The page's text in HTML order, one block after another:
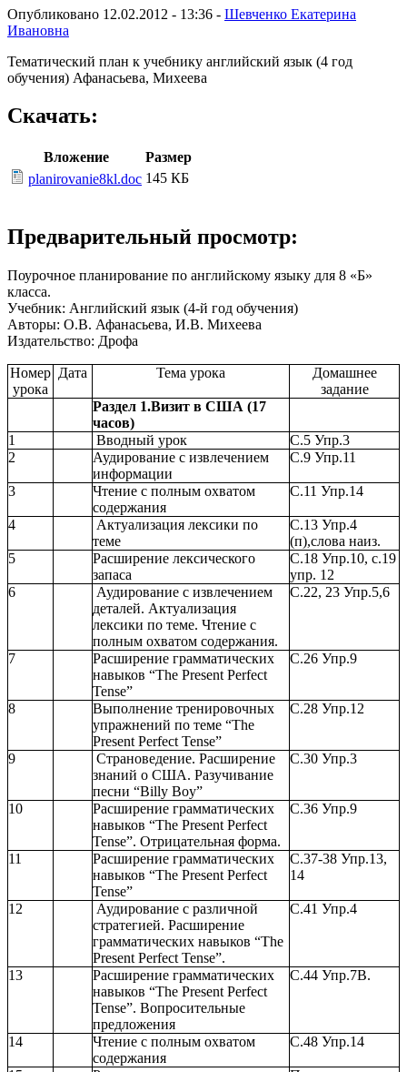
Опубликовано 12.02.2012 - 13:36 - Шевченко Екатерина
Ивановна
Тематический план к учебнику английский язык (4 год
обучения) Афанасьева, Михеева
Скачать:
Вложение
Размер
planirovanie8kl.doc 145 КБ
Предварительный просмотр:
Поурочное планирование по английскому языку для 8 «Б»
класса.
Учебник: Английский язык (4-й год обучения)
Авторы: О.В. Афанасьева, И.В. Михеева
Издательство: Дрофа
Номер
урока
Дата Тема урока
Домашнее
задание
Раздел 1.Визит в США (17
часов)
1
Вводный урок
С.5 Упр.3
2
Аудирование с извлечением
информации
С.9 Упр.11
3
Чтение с полным охватом
содержания
С.11 Упр.14
4
Актуализация лексики по
теме
С.13 Упр.4
(п),слова наиз.
5
Расширение лексического
запаса
С.18 Упр.10, с.19
упр. 12
6
Аудирование с извлечением
деталей. Актуализация
лексики по теме. Чтение с
полным охватом содержания.
С.22, 23 Упр.5,6
7
Расширение грамматических
навыков “The Present Perfect
Tense”
С.26 Упр.9
8
Выполнение тренировочных
упражнений по теме “The
Present Perfect Tense”
С.28 Упр.12
9
Страноведение. Расширение
знаний о США. Разучивание
песни “Billy Boy”
С.30 Упр.3
10
Расширение грамматических
навыков “The Present Perfect
Tense”. Отрицательная форма.
С.36 Упр.9
11
Расширение грамматических
навыков “The Present Perfect
Tense”
С.37-38 Упр.13,
14
12
Аудирование с различной
стратегией. Расширение
грамматических навыков “The
Present Perfect Tense”.
С.41 Упр.4
13
Расширение грамматических
навыков “The Present Perfect
Tense”. Вопросительные
предложения
С.44 Упр.7B.
14
Чтение с полным охватом
содержания
С.48 Упр.14